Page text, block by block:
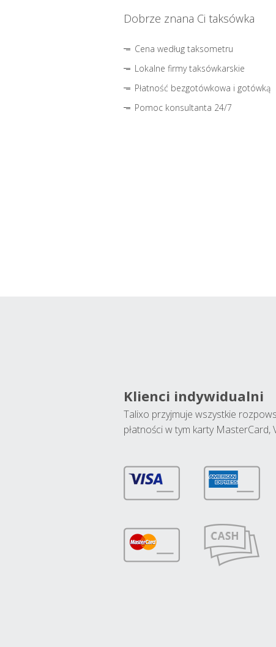
Dobrze znana Ci taksówka
Cena według taksometru
Lokalne firmy taksówkarskie
Płatność bezgotówkowa i gotówką
Pomoc konsultanta 24/7
Klienci indywidualni
Talixo przyjmuje wszystkie
płatności w tym karty MasterCard,